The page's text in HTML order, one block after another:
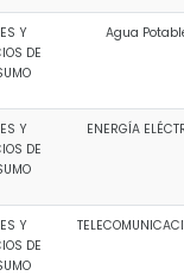
contratación
Y
DE
Agua
Y
DE
ENERGÍA
Y
DE